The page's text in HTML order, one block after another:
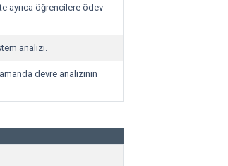
ayrıca öğrencilere ödev
analizi.
devre analizinin